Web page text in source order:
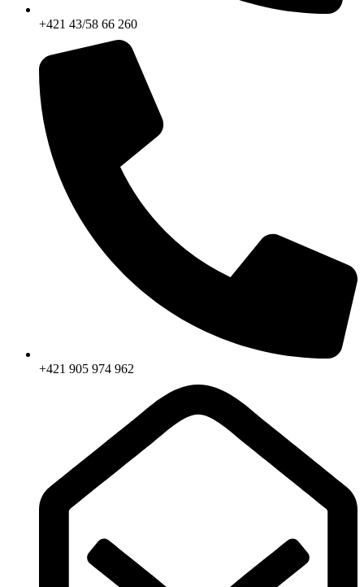
+421 43/58 66 260
+421 905 974 962